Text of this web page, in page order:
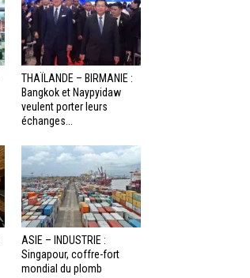
THAÏLANDE – BIRMANIE :
Bangkok et Naypyidaw
veulent porter leurs
échanges...
ASIE – INDUSTRIE :
Singapour, coffre-fort
mondial du plomb